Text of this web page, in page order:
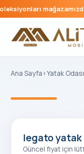
Ana Sayfa ›Yatak Odası
legato yatak
Güncel fiyat için